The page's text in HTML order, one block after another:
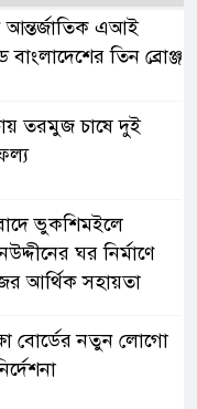
আন্তর্জাতিক এআই
বাংলাদেশের তিন ব্রোঞ্জ
তরমুজ চাষে দুই
ভুকশিমইলে
ঘর নির্মাণে
আর্থিক সহায়তা
বোর্ডের নতুন লোগো